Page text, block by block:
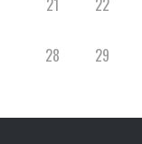
21 22
28 29